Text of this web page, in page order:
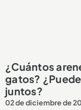
¿Cuántos
gatos?
juntos?
02 de diciembre de